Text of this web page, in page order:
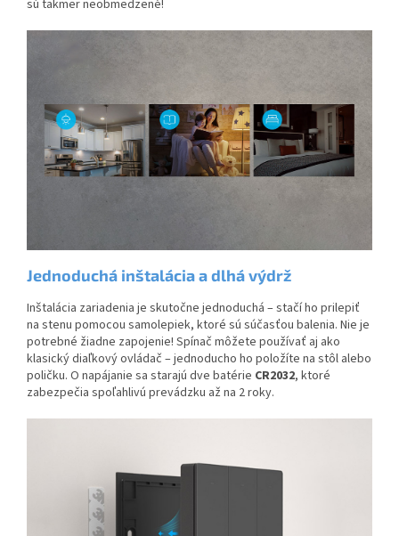
sú takmer neobmedzené!
Jednoduchá inštalácia a dlhá výdrž
Inštalácia zariadenia je skutočne jednoduchá – stačí ho prilepiť
na stenu pomocou samolepiek, ktoré sú súčasťou balenia. Nie je
potrebné žiadne zapojenie! Spínač môžete používať aj ako
klasický diaľkový ovládač – jednoducho ho položíte na stôl alebo
poličku. O napájanie sa starajú dve batérie CR2032, ktoré
zabezpečia spoľahlivú prevádzku až na 2 roky.